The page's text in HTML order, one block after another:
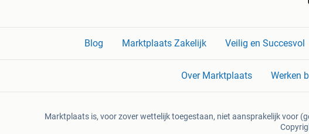
Blog Marktplaats Zakelijk Veilig en Succesvol
Over Marktplaats Werken
Marktplaats is, voor zover wettelijk toegestaan, niet aansprakelijk voor